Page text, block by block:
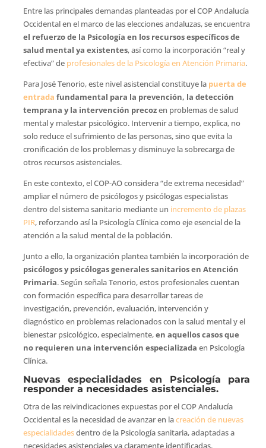
Entre las principales demandas planteadas por el COP Andalucía
Occidental en el marco de las elecciones andaluzas, se encuentra
el refuerzo de la Psicología en los recursos específicos de
salud mental ya existentes, así como la incorporación “real y
efectiva” de profesionales de la Psicología en Atención Primaria.
Para José Tenorio, este nivel asistencial constituye la puerta de
entrada fundamental para la prevención, la detección
temprana y la intervención precozen problemas de salud
mental y malestar psicológico. Intervenir a tiempo, explica, no
solo reduce el sufrimiento de las personas, sino que evita la
cronificación de los problemas y disminuye la sobrecarga de
otros recursos asistenciales.
En este contexto, el COP-AO considera “de extrema necesidad”
ampliar el número de psicólogos y psicólogas especialistas
dentro del sistema sanitario mediante un incremento de plazas
PIR, reforzando así la Psicología Clínica como eje esencial de la
atención a la salud mental de la población.
Junto a ello, la organización plantea también la incorporación de
psicólogos y psicólogas generales sanitarios en Atención
Primaria. Según señala Tenorio, estos profesionales cuentan
con formación específica para desarrollar tareas de
investigación, prevención, evaluación, intervención y
diagnóstico en problemas relacionados con la salud mental y el
bienestar psicológico, especialmente,en aquellos casos que
no requieren una intervención especializada en Psicología
Clínica.
Nuevas especialidades en Psicología para
responder a necesidades asistenciales.
Otra de las reivindicaciones expuestas por el COP Andalucía
Occidental es la necesidad de avanzar en lacreación de nuevas
especialidadesdentro de la Psicología sanitaria, adaptadas a
necesidades asistenciales ya claramente identificadas.